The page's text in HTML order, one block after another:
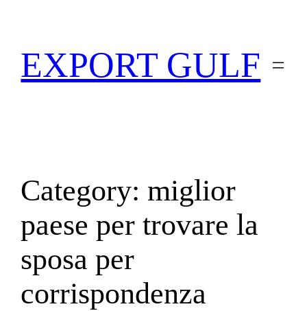
EXPORT GULF
Category: miglior
paese per trovare la
sposa per
corrispondenza